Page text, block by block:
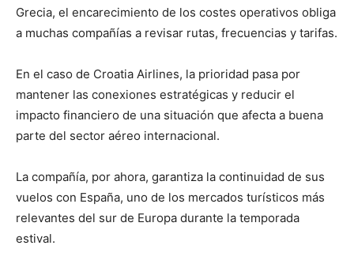
Grecia, el encarecimiento de los costes operativos obliga
a muchas compañías a revisar rutas, frecuencias y tarifas.
En el caso de Croatia Airlines, la prioridad pasa por
mantener las conexiones estratégicas y reducir el
impacto financiero de una situación que afecta a buena
parte del sector aéreo internacional.
La compañía, por ahora, garantiza la continuidad de sus
vuelos con España, uno de los mercados turísticos más
relevantes del sur de Europa durante la temporada
estival.